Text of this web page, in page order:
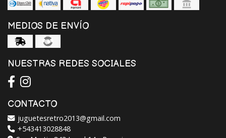
MEDIOS DE ENVÍO
NUESTRAS REDES SOCIALES
CONTACTO
juguetesretro2013@gmail.com
+543413028848